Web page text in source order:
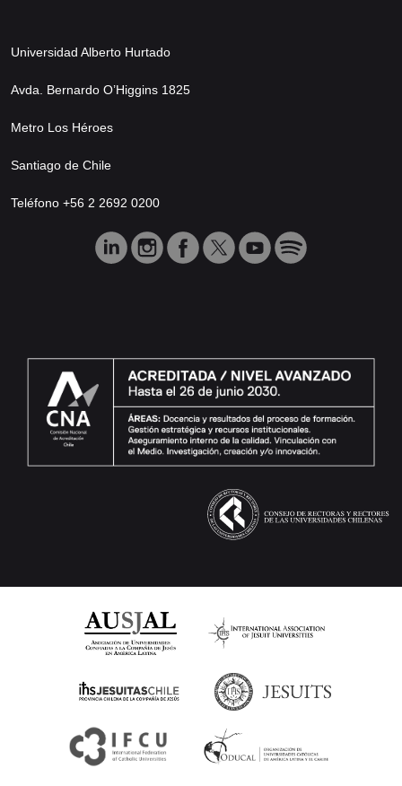
Universidad Alberto Hurtado
Avda. Bernardo O’Higgins 1825
Metro Los Héroes
Santiago de Chile
Teléfono +56 2 2692 0200